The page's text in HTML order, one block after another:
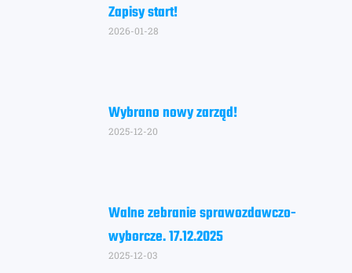
Zapisy start!
2026-01-28
Wybrano nowy zarząd!
2025-12-20
Walne zebranie sprawozdawczo-
wyborcze. 17.12.2025
2025-12-03